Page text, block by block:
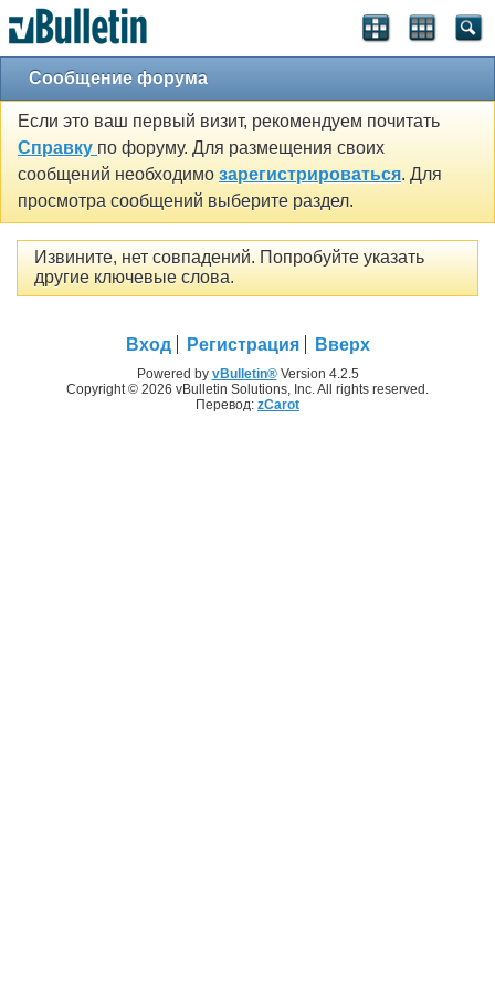
Сообщение форума
Если это ваш первый визит, рекомендуем почитать
Справку по форуму. Для размещения своих
сообщений необходимо зарегистрироваться. Для
просмотра сообщений выберите раздел.
Извините, нет совпадений. Попробуйте указать
другие ключевые слова.
Вход Регистрация Вверх
Powered by vBulletin®Version 4.2.5
Copyright © 2026 vBulletin Solutions, Inc. All rights reserved.
Перевод: zCarot